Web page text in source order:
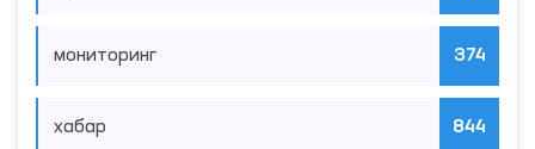
мониторинг 374
хабар 844